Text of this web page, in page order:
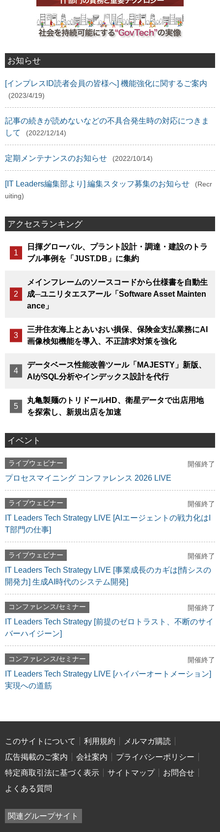
お知らせ
[インプレスID読者会員の皆様へ] 機能強化に関するご案内
(2023/4/19)
記事の続きが読めないなどの不具合発生時の対応につきま
して
(2022/12/14)
定期メンテナンスのお知らせ (2022/10/14)
[IT Leaders編集部より] 編集スタッフ募集のお知らせ
(Recr
uiting)
アクセスランキング
日揮グローバル、プラント設計・調達・建設のトラ
ブル事例を「JUST.DB」に集約
メインフレームのソースコードから仕様書を自動生
成─ユニリタエスアール「Software Asset Mainten
ance」
三井住友海上とあいおい損保、保険金支払業務にAI
画像検知機能を導入、不正請求対策を強化
データベース性能改善ツール「MAJESTY」新版、
AIがSQL分析やインデックス設計を代行
丸亀製麺のトリドールHD、衛星データで出店用地
を探索し、新規出店を加速
イベント
ライブウェビナー 開催終了
プロセスマイニング コンファレンス 2026 LIVE
ライブウェビナー 開催終了
IT Leaders Tech Strategy LIVE [AIエージェントの戦力化はI
T部門の仕事]
ライブウェビナー 開催終了
IT Leaders Tech Strategy LIVE [事業成長のカギは[情シスの
開発力] 生成AI時代のシステム開発]
コンファレンス/セミナー 開催終了
IT Leaders Tech Strategy [前提のゼロトラスト、不断のサイ
バーハイジーン]
コンファレンス/セミナー 開催終了
IT Leaders Tech Strategy LIVE [ハイパーオートメーション]
実現への道筋
このサイトについて 利用規約
メルマガ購読
広告掲載のご案内
会社案内
プライバシーポリシー
特定商取引法に基づく表示
サイトマップ
お問合せ
よくある質問
関連グループサイト